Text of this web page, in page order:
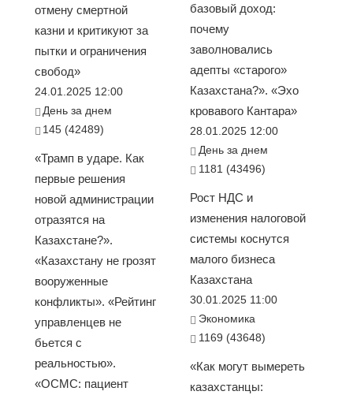
отмену смертной
казни и критикуют за
пытки и ограничения
свобод»
24.01.2025 12:00
День за днем
145 (42489)
«Трамп в ударе. Как
первые решения
новой администрации
отразятся на
Казахстане?».
«Казахстану не грозят
вооруженные
конфликты». «Рейтинг
управленцев не
бьется с
реальностью».
«ОСМС: пациент
базовый доход:
почему
заволновались
адепты «старого»
Казахстана?». «Эхо
кровавого Кантара»
28.01.2025 12:00
День за днем
1181 (43496)
Рост НДС и
изменения налоговой
системы коснутся
малого бизнеса
Казахстана
30.01.2025 11:00
Экономика
1169 (43648)
«Как могут вымереть
казахстанцы: